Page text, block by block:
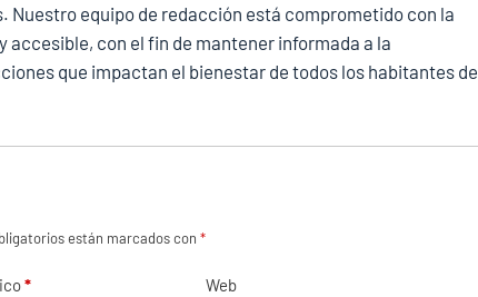
Nuestro equipo de redacción está comprometido con la
accesible, con el fin de mantener informada a la
que impactan el bienestar de todos los habitantes de
están marcados con*
* Web